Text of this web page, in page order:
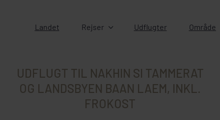
Landet Rejser Udflugter
UDFLUGT TIL NAKHIN SI TAMMERAT
OG LANDSBYEN BAAN LAEM, INKL.
FROKOST